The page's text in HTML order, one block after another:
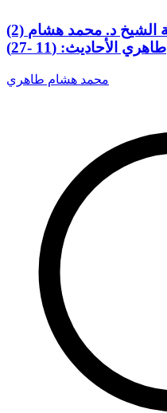
(2) شرح كتاب التوحيد لابن خزيمة الشيخ د. محمد هشام
طاهري الأحاديث: (11 -27)
محمد هشام طاهري